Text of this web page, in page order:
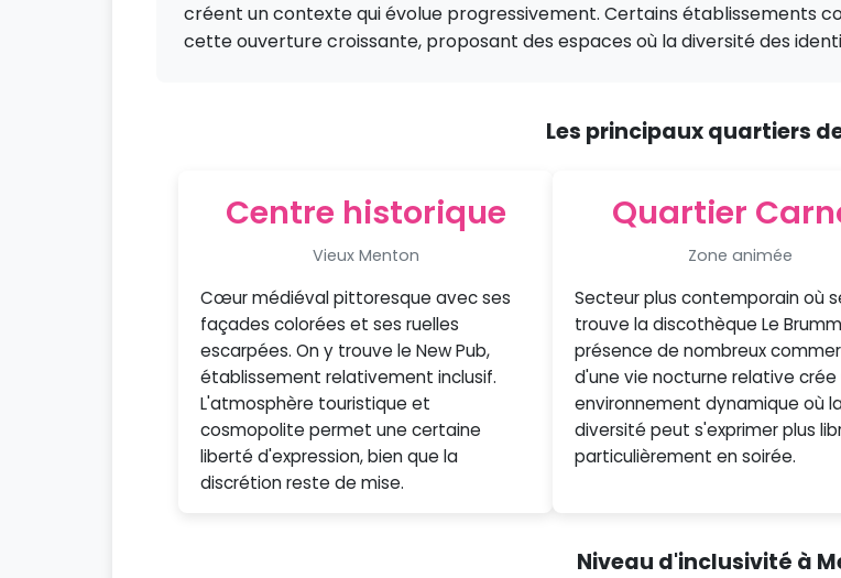
créent un contexte qui évolue progressivement. Certains établissements
cette ouverture croissante, proposant des espaces où la diversité des
Les principaux quartiers
Centre historique
Vieux Menton
Cœur médiéval pittoresque avec ses
façades colorées et ses ruelles
escarpées. On y trouve le New Pub,
établissement relativement inclusif.
L'atmosphère touristique et
cosmopolite permet une certaine
liberté d'expression, bien que la
discrétion reste de mise.
Quartier
Zone animée
Secteur plus contemporain où
trouve la discothèque Le
présence de nombreux
d'une vie nocturne relative crée
environnement dynamique où
diversité peut s'exprimer plus
particulièrement en soirée.
Niveau d'inclusivité à